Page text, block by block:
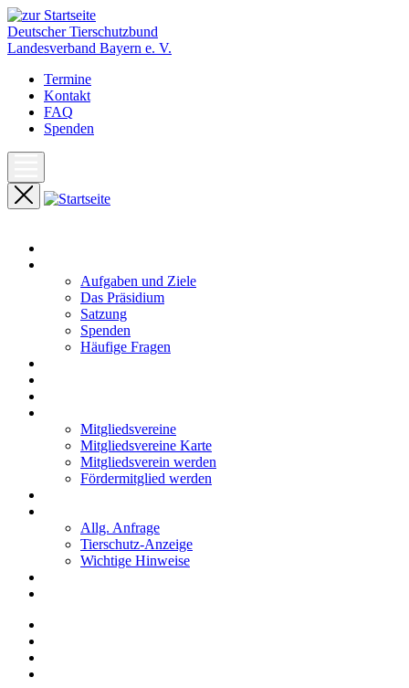
Deutscher Tierschutzbund
Landesverband Bayern e. V.
Termine
Kontakt
FAQ
Spenden
Aufgaben und Ziele
Das Präsidium
Satzung
Spenden
Häufige Fragen
Mitgliedsvereine
Mitgliedsvereine Karte
Mitgliedsverein werden
Fördermitglied werden
Allg. Anfrage
Tierschutz-Anzeige
Wichtige Hinweise